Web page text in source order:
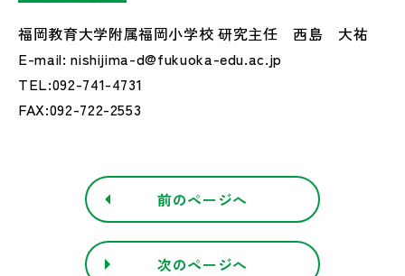
福岡教育大学附属福岡小学校 研究主任 西島 大祐
E-mail: nishijima-d@fukuoka-edu.ac.jp
TEL:092-741-4731
FAX:092-722-2553
前のページへ
次のページへ